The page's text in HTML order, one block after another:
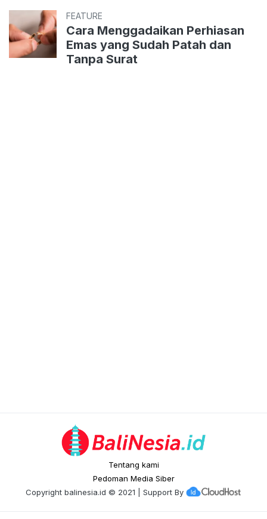
FEATURE
Cara Menggadaikan Perhiasan
Emas yang Sudah Patah dan
Tanpa Surat
Tentang kami
Pedoman Media Siber
Copyright balinesia.id © 2021 | Support By